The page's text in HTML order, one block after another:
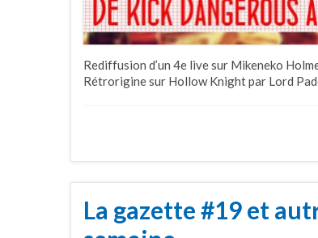
Rediffusion d’un 4e live sur Mikeneko
Rétrorigine sur Hollow Knight par Lord
La gazette #19 et